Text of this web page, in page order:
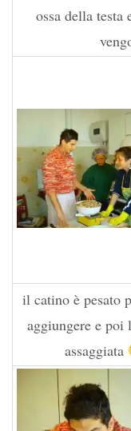
ossa della testa
il catino è pesato
aggiungere e poi
assaggiata